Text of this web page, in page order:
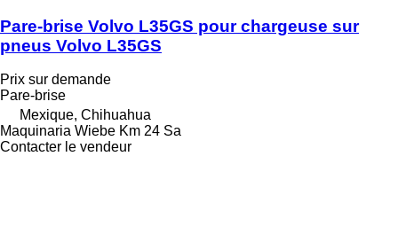
Pare-brise Volvo L35GS pour chargeuse sur
pneus Volvo L35GS
Prix sur demande
Pare-brise
Mexique, Chihuahua
Maquinaria Wiebe Km 24 Sa
Contacter le vendeur